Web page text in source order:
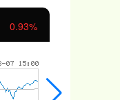
1.01%